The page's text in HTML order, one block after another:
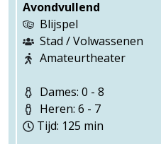
Avondvullend
Blijspel
Stad / Volwassenen
Amateurtheater
Dames: 0 - 8
Heren: 6 - 7
Tijd: 125 min